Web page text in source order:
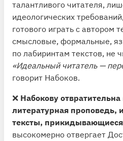
талантливого читателя,
идеологических
готового играть с автором
смысловые, формальные,
по лабиринтам текстов, не
«Идеальный читатель —
говорит Набоков.
❌ Набокову
литературная проповедь,
тексты,
высокомерно отвергает